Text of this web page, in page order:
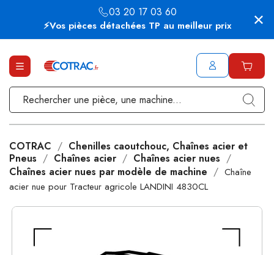
⚡Vos pièces détachées TP au meilleur prix
03 20 17 03 60
COTRAC
Chenilles caoutchouc, Chaînes acier et
Pneus
Chaînes acier
Chaînes acier nues
Chaînes acier nues par modèle de machine
Chaîne
acier nue pour Tracteur agricole LANDINI 4830CL